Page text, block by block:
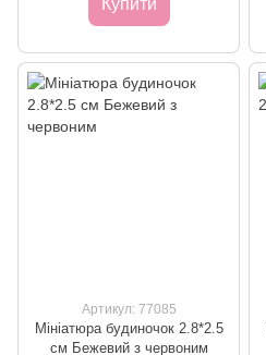
Артикул: 77085
Мініатюра будиночок 2.8*2.5
см Бежевий з червоним